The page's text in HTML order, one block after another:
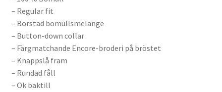
– Regular fit
– Borstad bomullsmelange
– Button-down collar
– Färgmatchande Encore-broderi på bröstet
– Knappslå fram
– Rundad fåll
– Ok baktill